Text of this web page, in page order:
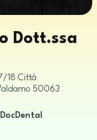
Dott.ssa
18 Città
50063